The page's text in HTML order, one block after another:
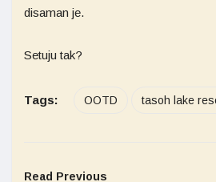
disaman je.
Setuju tak?
Tags: OOTD tasoh lake
Read Previous